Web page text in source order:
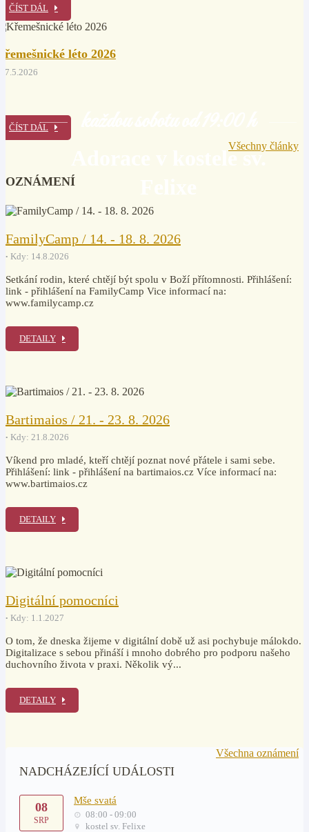
Adorace v kostele sv.
ČÍST DÁL
léto 2026
27.5.2026
ČÍST DÁL
Všechny články
OZNÁMENÍ
FamilyCamp / 14. - 18. 8. 2026
Kdy: 14.8.2026
Setkání rodin, které chtějí být spolu v Boží přítomnosti. Přihlášení:
link - přihlášení na FamilyCamp Vice informací na:
www.familycamp.cz
DETAILY
Bartimaios / 21. - 23. 8. 2026
Kdy: 21.8.2026
Víkend pro mladé, kteří chtějí poznat nové přátele i sami sebe.
Přihlášení: link - přihlášení na bartimaios.cz Více informací na:
www.bartimaios.cz
DETAILY
Digitální pomocníci
Kdy: 1.1.2027
O tom, že dneska žijeme v digitální době už asi pochybuje málokdo.
Digitalizace s sebou přináší i mnoho dobrého pro podporu našeho
duchovního života v praxi. Několik vý...
DETAILY
Všechna oznámení
NADCHÁZEJÍCÍ UDÁLOSTI
08
SRP
Mše svatá
08:00 - 09:00
kostel sv. Felixe